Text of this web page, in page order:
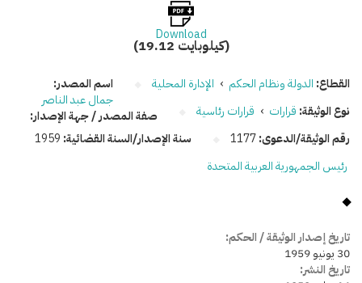
Download
(19.12 كيلوبايت)
القطاع: الدولة ونظام الحكم › الإدارة المحلية
نوع الوثيقة: قرارات › قرارات رئاسية
رقم الوثيقة/الدعوى:1177 سنة الإصدار/السنة القضائية: 1959
اسم المصدر:
جمال عبد الناصر
صفة المصدر / جهة الإصدار:
رئيس الجمهورية العربية المتحدة
تاريخ إصدار الوثيقة / الحكم:
30 يونيو 1959
تاريخ النشر: